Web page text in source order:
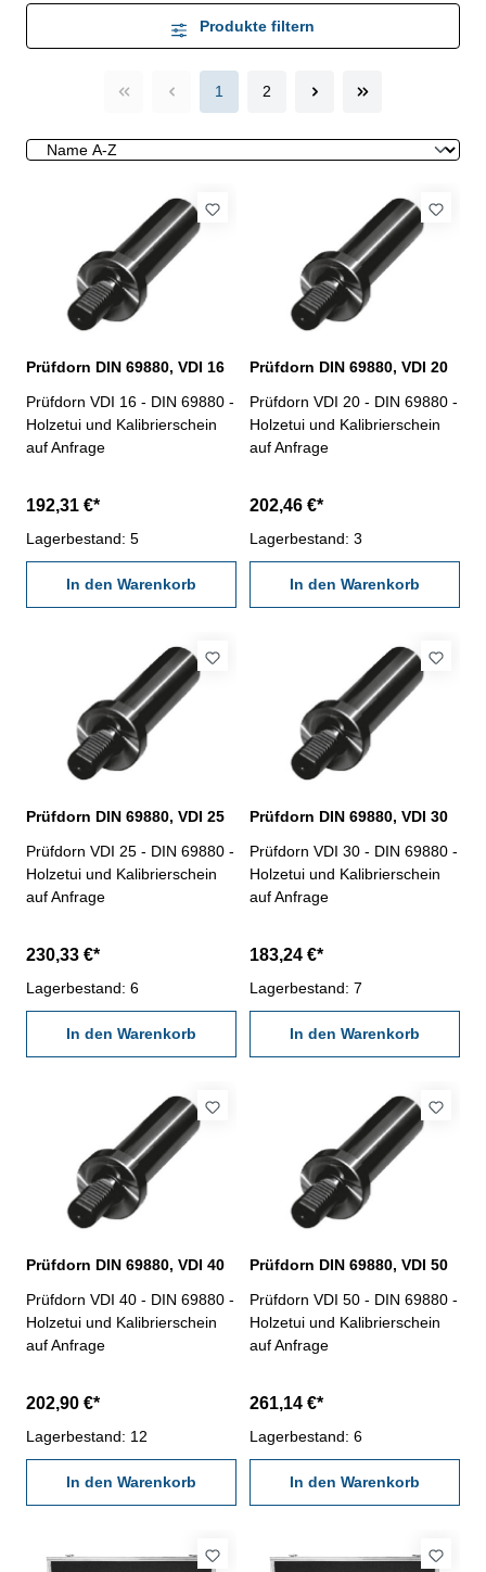
Produkte filtern
1 2
Prüfdorn DIN 69880, VDI 16
Prüfdorn VDI 16 - DIN 69880 -
Holzetui und Kalibrierschein
auf Anfrage
192,31 €*
Lagerbestand: 5
In den Warenkorb
Prüfdorn DIN 69880, VDI 20
Prüfdorn VDI 20 - DIN 69880 -
Holzetui und Kalibrierschein
auf Anfrage
202,46 €*
Lagerbestand: 3
In den Warenkorb
Prüfdorn DIN 69880, VDI 25
Prüfdorn VDI 25 - DIN 69880 -
Holzetui und Kalibrierschein
auf Anfrage
230,33 €*
Lagerbestand: 6
In den Warenkorb
Prüfdorn DIN 69880, VDI 30
Prüfdorn VDI 30 - DIN 69880 -
Holzetui und Kalibrierschein
auf Anfrage
183,24 €*
Lagerbestand: 7
In den Warenkorb
Prüfdorn DIN 69880, VDI 40
Prüfdorn VDI 40 - DIN 69880 -
Holzetui und Kalibrierschein
auf Anfrage
202,90 €*
Lagerbestand: 12
In den Warenkorb
Prüfdorn DIN 69880, VDI 50
Prüfdorn VDI 50 - DIN 69880 -
Holzetui und Kalibrierschein
auf Anfrage
261,14 €*
Lagerbestand: 6
In den Warenkorb